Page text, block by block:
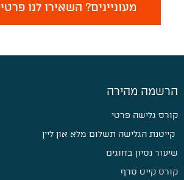
מעוניינים? השאירו לנו
הרשמה מהירה
קורס גלישה פרטי
קייטנת הגלישה תשלום מלא און ליין
שיעור נסיון בחוגים
קורס קייט סרף